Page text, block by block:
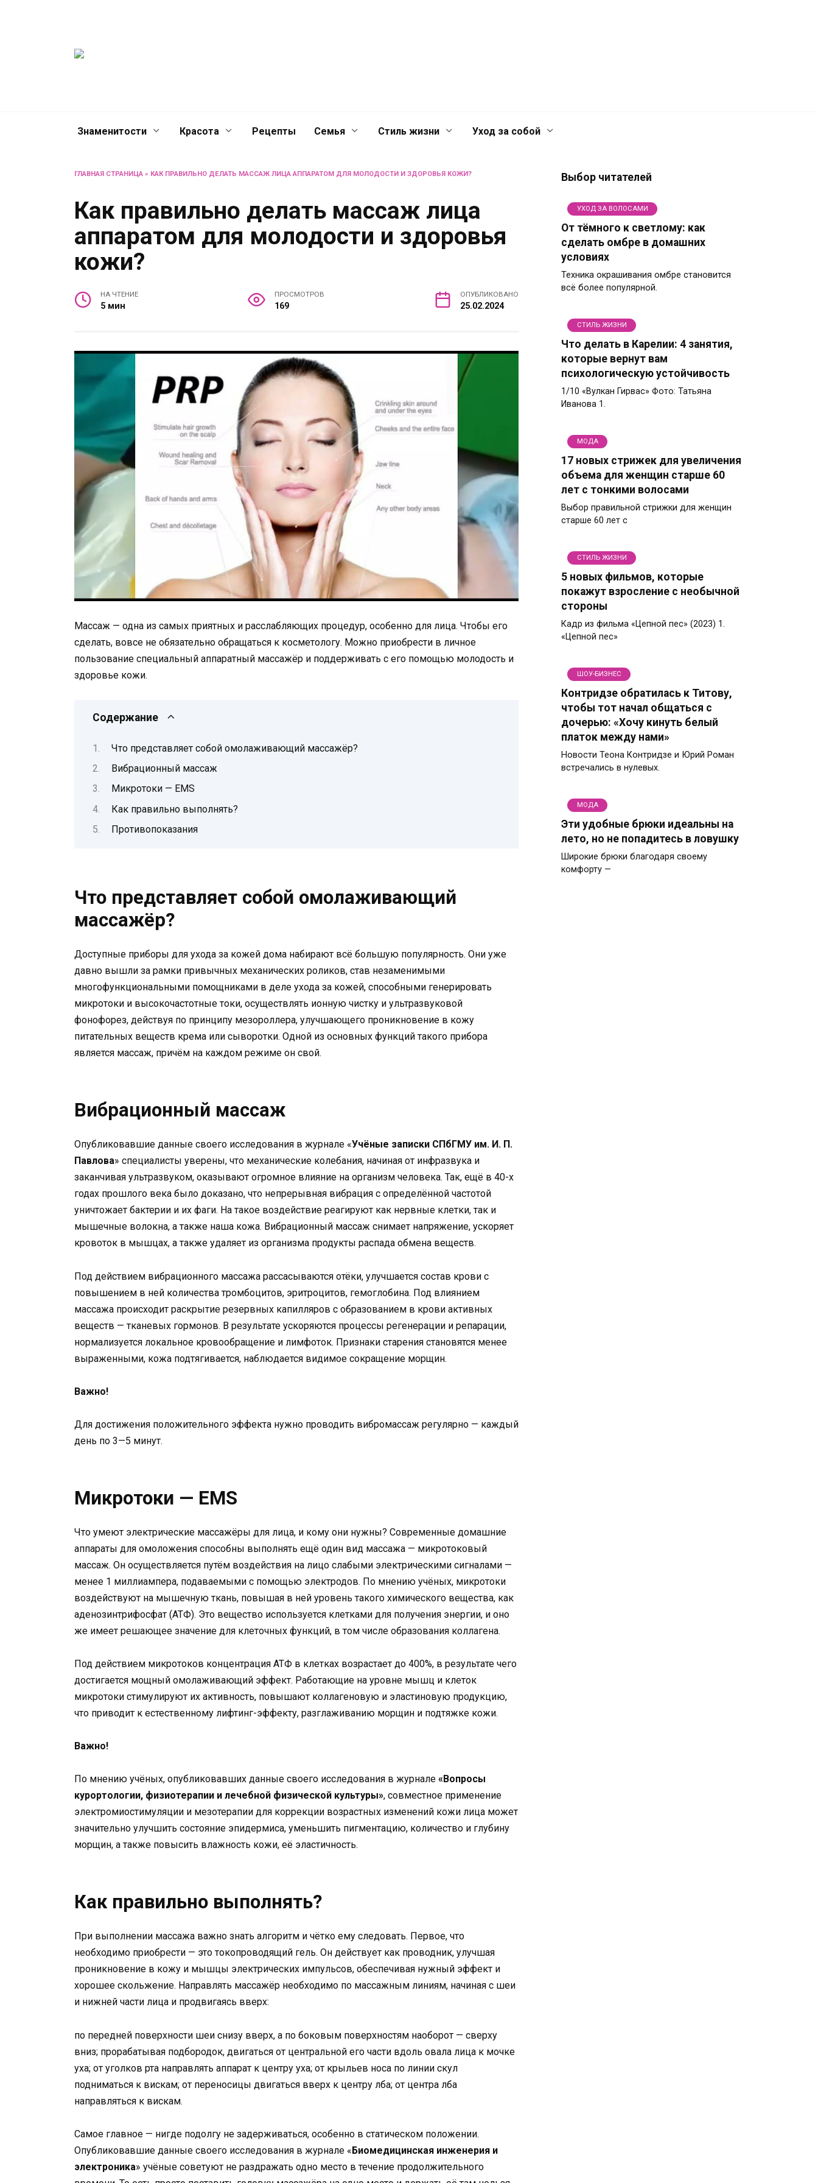
Знаменитости Красота Рецепты Семья Стиль жизни Уход за собой
ГЛАВНАЯ СТРАНИЦА » КАК ПРАВИЛЬНО ДЕЛАТЬ МАССАЖ ЛИЦА АППАРАТОМ ДЛЯ МОЛОДОСТИ И ЗДОРОВЬЯ КОЖИ?
Как правильно делать массаж лица
аппаратом для молодости и здоровья
кожи?
НА ЧТЕНИЕ
5 мин
ПРОСМОТРОВ
169
ОПУБЛИКОВАНО
25.02.2024
Массаж — одна из самых приятных и расслабляющих процедур, особенно для лица. Чтобы его
сделать, вовсе не обязательно обращаться к косметологу. Можно приобрести в личное
пользование специальный аппаратный массажёр и поддерживать с его помощью молодость и
здоровье кожи.
Содержание
Что представляет собой омолаживающий массажёр?
Вибрационный массаж
Микротоки — EMS
Как правильно выполнять?
Противопоказания
Что представляет собой омолаживающий
массажёр?
Доступные приборы для ухода за кожей дома набирают всё большую популярность. Они уже
давно вышли за рамки привычных механических роликов, став незаменимыми
многофункциональными помощниками в деле ухода за кожей, способными генерировать
микротоки и высокочастотные токи, осуществлять ионную чистку и ультразвуковой
фонофорез, действуя по принципу мезороллера, улучшающего проникновение в кожу
питательных веществ крема или сыворотки. Одной из основных функций такого прибора
является массаж, причём на каждом режиме он свой.
Вибрационный массаж
Опубликовавшие данные своего исследования в журнале «Учёные записки СПбГМУ им. И. П.
Павлова» специалисты уверены, что механические колебания, начиная от инфразвука и
заканчивая ультразвуком, оказывают огромное влияние на организм человека. Так, ещё в 40-х
годах прошлого века было доказано, что непрерывная вибрация с определённой частотой
уничтожает бактерии и их фаги. На такое воздействие реагируют как нервные клетки, так и
мышечные волокна, а также наша кожа. Вибрационный массаж снимает напряжение, ускоряет
кровоток в мышцах, а также удаляет из организма продукты распада обмена веществ.
Под действием вибрационного массажа рассасываются отёки, улучшается состав крови с
повышением в ней количества тромбоцитов, эритроцитов, гемоглобина. Под влиянием
массажа происходит раскрытие резервных капилляров с образованием в крови активных
веществ — тканевых гормонов. В результате ускоряются процессы регенерации и репарации,
нормализуется локальное кровообращение и лимфоток. Признаки старения становятся менее
выраженными, кожа подтягивается, наблюдается видимое сокращение морщин.
Важно!
Для достижения положительного эффекта нужно проводить вибромассаж регулярно — каждый
день по 3—5 минут.
Микротоки — EMS
Что умеют электрические массажёры для лица, и кому они нужны? Современные домашние
аппараты для омоложения способны выполнять ещё один вид массажа — микротоковый
массаж. Он осуществляется путём воздействия на лицо слабыми электрическими сигналами —
менее 1 миллиампера, подаваемыми с помощью электродов. По мнению учёных, микротоки
воздействуют на мышечную ткань, повышая в ней уровень такого химического вещества, как
аденозинтрифосфат (АТФ). Это вещество используется клетками для получения энергии, и оно
же имеет решающее значение для клеточных функций, в том числе образования коллагена.
Под действием микротоков концентрация АТФ в клетках возрастает до 400%, в результате чего
достигается мощный омолаживающий эффект. Работающие на уровне мышц и клеток
микротоки стимулируют их активность, повышают коллагеновую и эластиновую продукцию,
что приводит к естественному лифтинг-эффекту, разглаживанию морщин и подтяжке кожи.
Важно!
По мнению учёных, опубликовавших данные своего исследования в журнале «Вопросы
курортологии, физиотерапии и лечебной физической культуры», совместное применение
электромиостимуляции и мезотерапии для коррекции возрастных изменений кожи лица может
значительно улучшить состояние эпидермиса, уменьшить пигментацию, количество и глубину
морщин, а также повысить влажность кожи, её эластичность.
Как правильно выполнять?
При выполнении массажа важно знать алгоритм и чётко ему следовать. Первое, что
необходимо приобрести — это токопроводящий гель. Он действует как проводник, улучшая
проникновение в кожу и мышцы электрических импульсов, обеспечивая нужный эффект и
хорошее скольжение. Направлять массажёр необходимо по массажным линиям, начиная с шеи
и нижней части лица и продвигаясь вверх:
по передней поверхности шеи снизу вверх, а по боковым поверхностям наоборот — сверху
вниз; прорабатывая подбородок, двигаться от центральной его части вдоль овала лица к мочке
уха; от уголков рта направлять аппарат к центру уха; от крыльев носа по линии скул
подниматься к вискам; от переносицы двигаться вверх к центру лба; от центра лба
направляться к вискам.
Самое главное — нигде подолгу не задерживаться, особенно в статическом положении.
Опубликовавшие данные своего исследования в журнале «Биомедицинская инженерия и
электроника» учёные советуют не раздражать одно место в течение продолжительного
Выбор читателей
УХОД ЗА ВОЛОСАМИ
От тёмного к светлому: как
сделать омбре в домашних
условиях
Техника окрашивания омбре становится
всё более популярной.
СТИЛЬ ЖИЗНИ
Что делать в Карелии: 4 занятия,
которые вернут вам
психологическую устойчивость
1/10 «Вулкан Гирвас» Фото: Татьяна
Иванова 1.
МОДА
17 новых стрижек для увеличения
объема для женщин старше 60
лет с тонкими волосами
Выбор правильной стрижки для женщин
старше 60 лет с
СТИЛЬ ЖИЗНИ
5 новых фильмов, которые
покажут взросление с необычной
стороны
Кадр из фильма «Цепной пес» (2023) 1.
«Цепной пес»
ШОУ-БИЗНЕС
Контридзе обратилась к Титову,
чтобы тот начал общаться с
дочерью: «Хочу кинуть белый
платок между нами»
Новости Теона Контридзе и Юрий Роман
встречались в нулевых.
МОДА
Эти удобные брюки идеальны на
лето, но не попадитесь в ловушку
Широкие брюки благодаря своему
комфорту —